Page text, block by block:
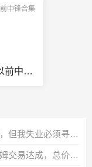
现代中锋vs以前中锋合集
夸德拉多：从尤文加盟国米被视为背叛，但我失业必须寻找其他选择
Here we go！罗马诺：所罗门转会西汉姆交易达成，总价达700万镑